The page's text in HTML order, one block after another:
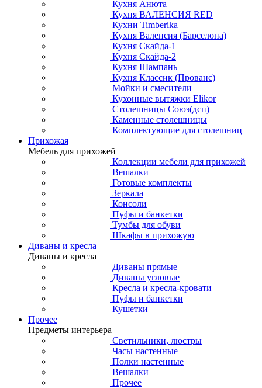
Кухня Анюта
Кухня ВАЛЕНСИЯ RED
Кухни Timberika
Кухня Валенсия (Барселона)
Кухня Скайда-1
Кухня Скайда-2
Кухня Шампань
Кухня Классик (Прованс)
Мойки и смесители
Кухонные вытяжки Elikor
Столешницы Союз(дсп)
Каменные столешницы
Комплектующие для столешниц
Прихожая
Мебель для прихожей
Коллекции мебели для прихожей
Вешалки
Готовые комплекты
Зеркала
Консоли
Пуфы и банкетки
Тумбы для обуви
Шкафы в прихожую
Диваны и кресла
Диваны и кресла
Диваны прямые
Диваны угловые
Кресла и кресла-кровати
Пуфы и банкетки
Кушетки
Прочее
Предметы интерьера
Светильники, люстры
Часы настенные
Полки настенные
Вешалки
Прочее